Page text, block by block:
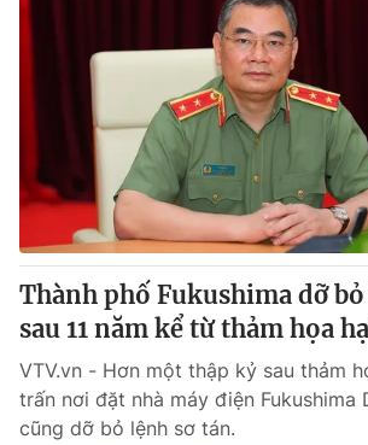
Thành phố Fukushima dỡ
sau 11 năm kể từ thảm họa
VTV.vn - Hơn một thập kỷ sau thảm
trấn nơi đặt nhà máy điện Fukushima
cũng dỡ bỏ lệnh sơ tán.